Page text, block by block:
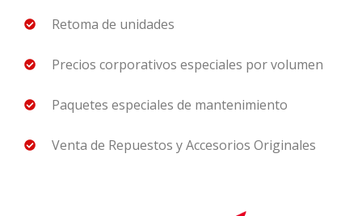
Retoma de unidades
Precios corporativos especiales por volumen
Paquetes especiales de mantenimiento
Venta de Repuestos y Accesorios Originales